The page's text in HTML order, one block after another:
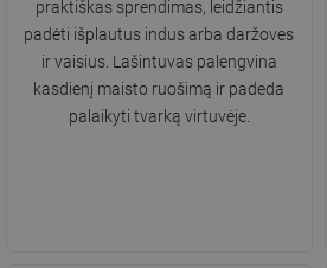
praktiškas sprendimas, leidžiantis
padėti išplautus indus arba daržoves
ir vaisius. Lašintuvas palengvina
kasdienį maisto ruošimą ir padeda
palaikyti tvarką virtuvėje.